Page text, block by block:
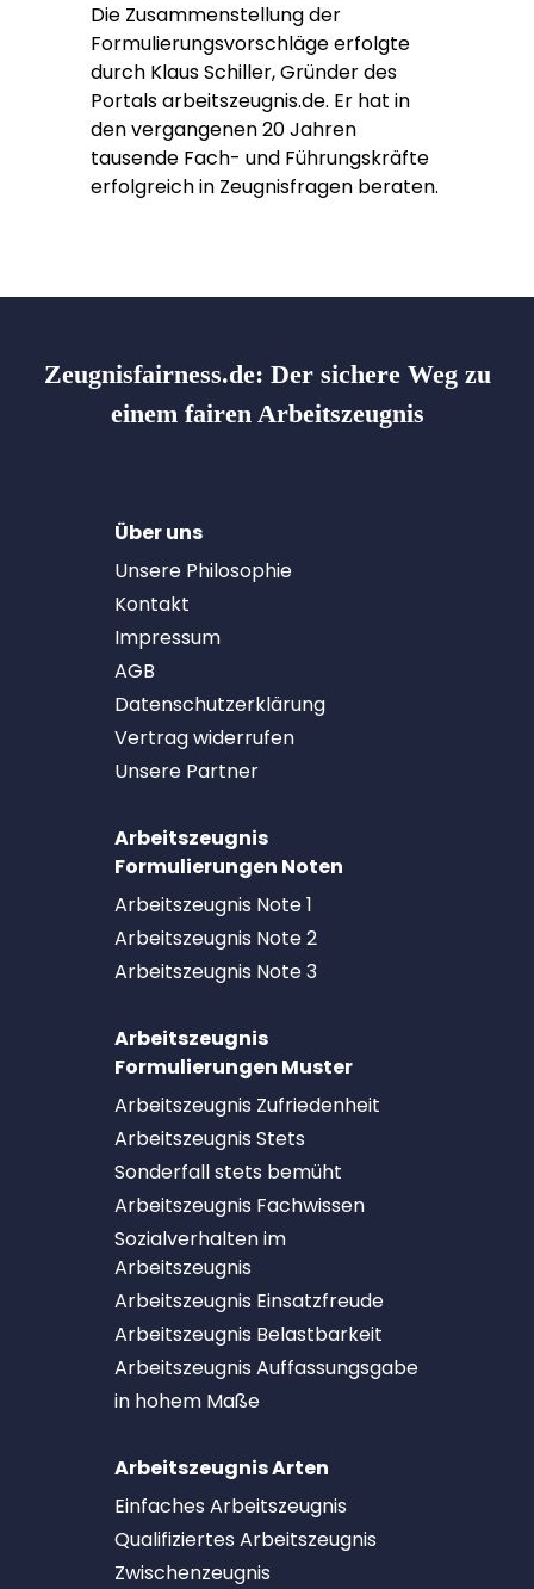
Die Zusammenstellung der
Formulierungsvorschläge erfolgte
durch Klaus Schiller, Gründer des
Portals arbeitszeugnis.de. Er hat in
den vergangenen 20 Jahren
tausende Fach- und Führungskräfte
erfolgreich in Zeugnisfragen beraten.
Zeugnisfairness.de: Der sichere Weg zu
einem fairen Arbeitszeugnis
Über uns
Unsere Philosophie
Kontakt
Impressum
AGB
Datenschutzerklärung
Vertrag widerrufen
Unsere Partner
Arbeitszeugnis
Formulierungen Noten
Arbeitszeugnis Note 1
Arbeitszeugnis Note 2
Arbeitszeugnis Note 3
Arbeitszeugnis
Formulierungen Muster
Arbeitszeugnis Zufriedenheit
Arbeitszeugnis Stets
Sonderfall stets bemüht
Arbeitszeugnis Fachwissen
Sozialverhalten im
Arbeitszeugnis
Arbeitszeugnis Einsatzfreude
Arbeitszeugnis Belastbarkeit
Arbeitszeugnis Auffassungsgabe
in hohem Maße
Arbeitszeugnis Arten
Einfaches Arbeitszeugnis
Qualifiziertes Arbeitszeugnis
Zwischenzeugnis